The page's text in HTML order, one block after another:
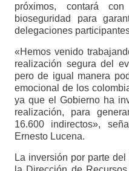
próximos, contará
bioseguridad para
delegaciones
«Hemos venido
realización segura del
pero de igual manera
emocional de los
ya que el Gobierno ha
realización, para
16.600 indirectos»,
Ernesto Lucena.
La inversión por parte